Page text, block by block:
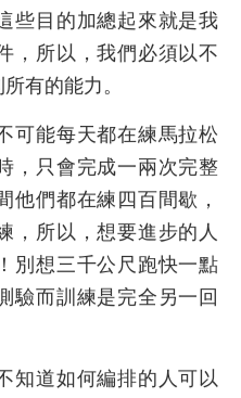
些目的加總起來就是我
，所以，我們必須以不
有的能力。
可能每天都在練馬拉松
，只會完成一兩次完整
他們都在練四百間歇，
，所以，想要進步的人
別想三千公尺跑快一點
驗而訓練是完全另一回
知道如何編排的人可以